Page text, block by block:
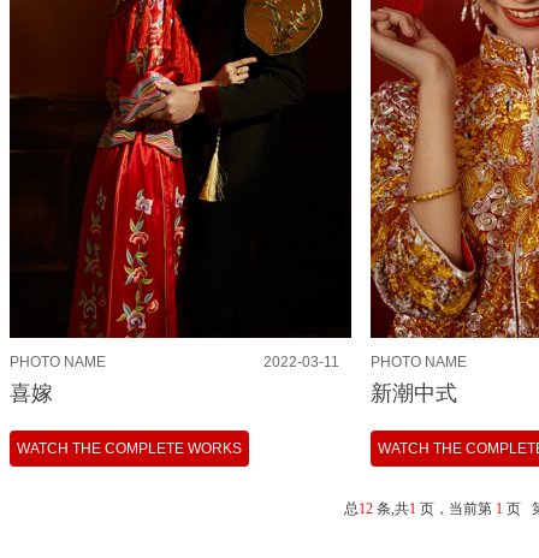
PHOTO NAME 2022-03-11
喜嫁
WATCH THE COMPLETE WORKS
PHOTO NAME
新潮中式
WATCH THE
总12条,共1页，当前第 1页